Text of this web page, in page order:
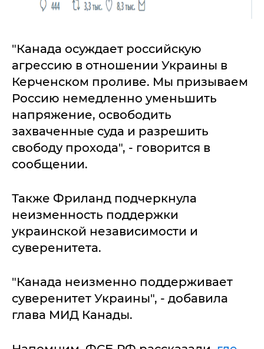
"Канада осуждает российскую
агрессию в отношении Украины в
Керченском проливе. Мы призываем
Россию немедленно уменьшить
напряжение, освободить
захваченные суда и разрешить
свободу прохода", - говорится в
сообщении.
Также Фриланд подчеркнула
неизменность поддержки
украинской независимости и
суверенитета.
"Канада неизменно поддерживает
суверенитет Украины", - добавила
глава МИД Канады.